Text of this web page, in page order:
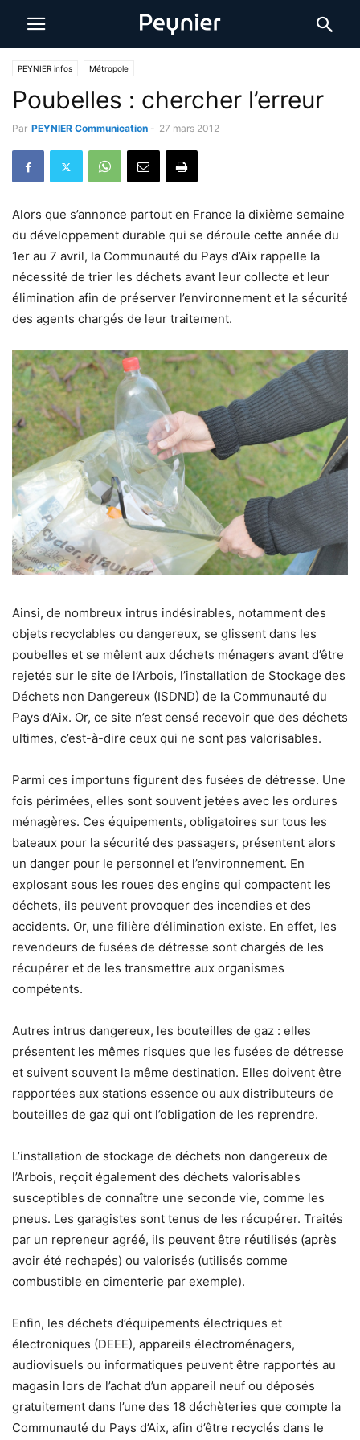
PEYNIER infos Métropole
Poubelles : chercher l’erreur
Par PEYNIER Communication - 27 mars 2012
Alors que s’annonce partout en France la dixième semaine
du développement durable qui se déroule cette année du
1er au 7 avril, la Communauté du Pays d’Aix rappelle la
nécessité de trier les déchets avant leur collecte et leur
élimination afin de préserver l’environnement et la sécurité
des agents chargés de leur traitement.
Ainsi, de nombreux intrus indésirables, notamment des
objets recyclables ou dangereux, se glissent dans les
poubelles et se mêlent aux déchets ménagers avant d’être
rejetés sur le site de l’Arbois, l’installation de Stockage des
Déchets non Dangereux (ISDND) de la Communauté du
Pays d’Aix. Or, ce site n’est censé recevoir que des déchets
ultimes, c’est-à-dire ceux qui ne sont pas valorisables.
Parmi ces importuns figurent des fusées de détresse. Une
fois périmées, elles sont souvent jetées avec les ordures
ménagères. Ces équipements, obligatoires sur tous les
bateaux pour la sécurité des passagers, présentent alors
un danger pour le personnel et l’environnement. En
explosant sous les roues des engins qui compactent les
déchets, ils peuvent provoquer des incendies et des
accidents. Or, une filière d’élimination existe. En effet, les
revendeurs de fusées de détresse sont chargés de les
récupérer et de les transmettre aux organismes
compétents.
Autres intrus dangereux, les bouteilles de gaz : elles
présentent les mêmes risques que les fusées de détresse
et suivent souvent la même destination. Elles doivent être
rapportées aux stations essence ou aux distributeurs de
bouteilles de gaz qui ont l’obligation de les reprendre.
L’installation de stockage de déchets non dangereux de
l’Arbois, reçoit également des déchets valorisables
susceptibles de connaître une seconde vie, comme les
pneus. Les garagistes sont tenus de les récupérer. Traités
par un repreneur agréé, ils peuvent être réutilisés (après
avoir été rechapés) ou valorisés (utilisés comme
combustible en cimenterie par exemple).
Enfin, les déchets d’équipements électriques et
électroniques (DEEE), appareils électroménagers,
audiovisuels ou informatiques peuvent être rapportés au
magasin lors de l’achat d’un appareil neuf ou déposés
gratuitement dans l’une des 18 déchèteries que compte la
Communauté du Pays d’Aix, afin d’être recyclés dans le